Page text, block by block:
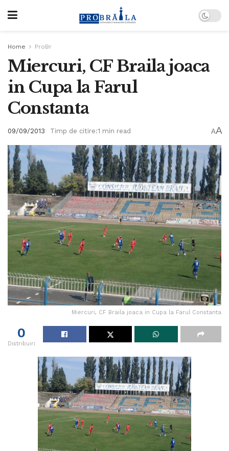
Home ProBr
Miercuri, CF Braila joaca
in Cupa la Farul
Constanta
09/09/2013 Timp de citire:1 min read AA
Miercuri, CF Braila joaca in Cupa la Farul Constanta
0
Distribuiri